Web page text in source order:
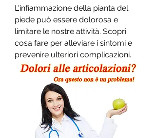
L'infiammazione della pianta del
piede può essere dolorosa e
limitare le nostre attività. Scopri
cosa fare per alleviare i sintomi e
prevenire ulteriori complicazioni.